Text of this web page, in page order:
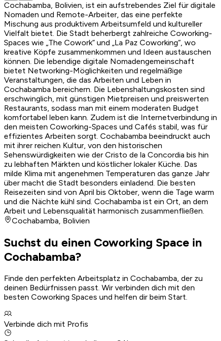
Cochabamba, Bolivien, ist ein aufstrebendes Ziel für digitale
Nomaden und Remote-Arbeiter, das eine perfekte
Mischung aus produktivem Arbeitsumfeld und kultureller
Vielfalt bietet. Die Stadt beherbergt zahlreiche Coworking-
Spaces wie „The Cowork“ und „La Paz Coworking“, wo
kreative Köpfe zusammenkommen und Ideen austauschen
können. Die lebendige digitale Nomadengemeinschaft
bietet Networking-Möglichkeiten und regelmäßige
Veranstaltungen, die das Arbeiten und Leben in
Cochabamba bereichern. Die Lebenshaltungskosten sind
erschwinglich, mit günstigen Mietpreisen und preiswerten
Restaurants, sodass man mit einem moderaten Budget
komfortabel leben kann. Zudem ist die Internetverbindung in
den meisten Coworking-Spaces und Cafés stabil, was für
effizientes Arbeiten sorgt. Cochabamba beeindruckt auch
mit ihrer reichen Kultur, von den historischen
Sehenswürdigkeiten wie der Cristo de la Concordia bis hin
zu lebhaften Märkten und köstlicher lokaler Küche. Das
milde Klima mit angenehmen Temperaturen das ganze Jahr
über macht die Stadt besonders einladend. Die besten
Reisezeiten sind von April bis Oktober, wenn die Tage warm
und die Nächte kühl sind. Cochabamba ist ein Ort, an dem
Arbeit und Lebensqualität harmonisch zusammenfließen.
Cochabamba, Bolivien
Suchst du einen Coworking Space in
Cochabamba?
Finde den perfekten Arbeitsplatz in Cochabamba, der zu
deinen Bedürfnissen passt. Wir verbinden dich mit den
besten Coworking Spaces und helfen dir beim Start.
Verbinde dich mit Profis